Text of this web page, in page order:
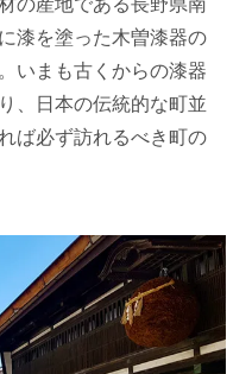
漆を塗った木曽漆器の
いまも古くからの漆器
、日本の伝統的な町並
ば必ず訪れるべき町の